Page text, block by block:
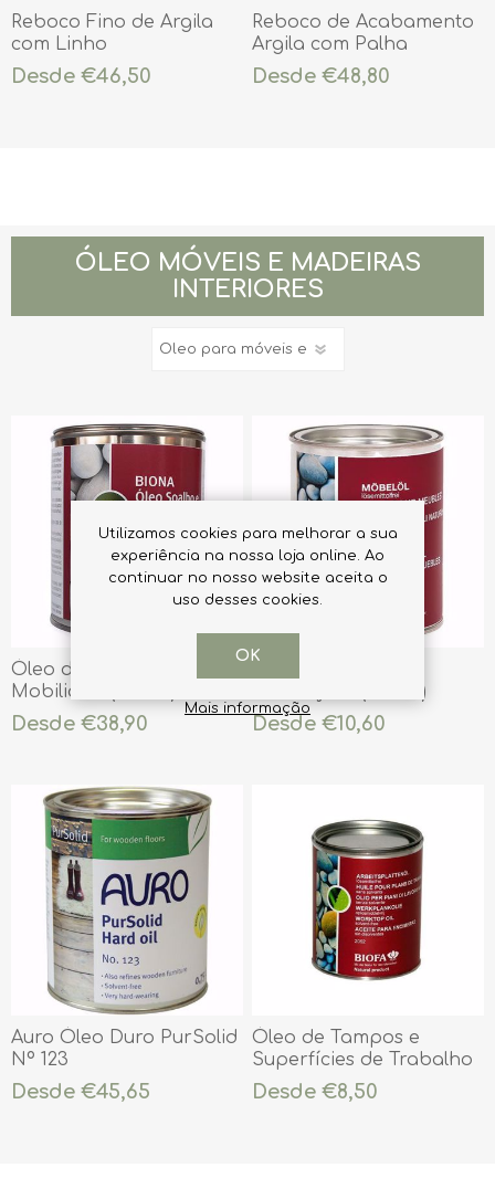
Reboco Fino de Argila
com Linho
Desde €46,50
Reboco de Acabamento
Argila com Palha
Desde €48,80
ÓLEO MÓVEIS E MADEIRAS
INTERIORES
Óleo de Soalho e
Mobiliário (Verniz)
Desde €38,90
Guarnições (Verniz)
Desde €10,60
Auro Óleo Duro PurSolid
Nº 123
Desde €45,65
Óleo de Tampos e
Superfícies de Trabalho
Desde €8,50
Utilizamos cookies para melhorar a sua
experiência na nossa loja online. Ao
continuar no nosso website aceita o
uso desses cookies.
OK
Mais informação